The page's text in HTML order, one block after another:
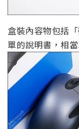
盒裝內容物包括
單的說明書，相當